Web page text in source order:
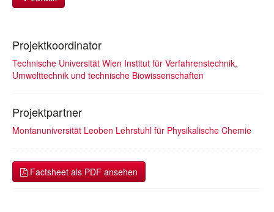
Projektkoordinator
Technische Universität Wien Institut für Verfahrenstechnik,
Umwelttechnik und technische Biowissenschaften
Projektpartner
Montanuniversität Leoben Lehrstuhl für Physikalische Chemie
Factsheet als PDF ansehen